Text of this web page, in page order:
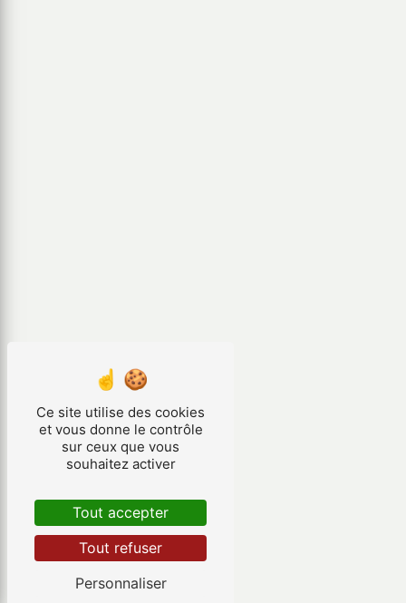
Ce site utilise des cookies
et vous donne le contrôle
sur ceux que vous
souhaitez activer
Tout accepter
Tout refuser
Personnaliser